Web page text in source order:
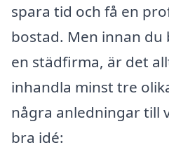
spara tid och få en
bostad. Men innan
en städfirma, är det
inhandla minst tre
några anledningar till
bra idé: